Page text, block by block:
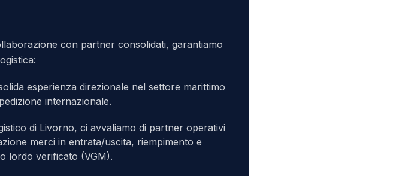
con partner consolidati, garantiamo
esperienza direzionale nel settore marittimo
internazionale.
di Livorno, ci avvaliamo di partner operativi
merci in entrata/uscita, riempimento e
lordo verificato (VGM).